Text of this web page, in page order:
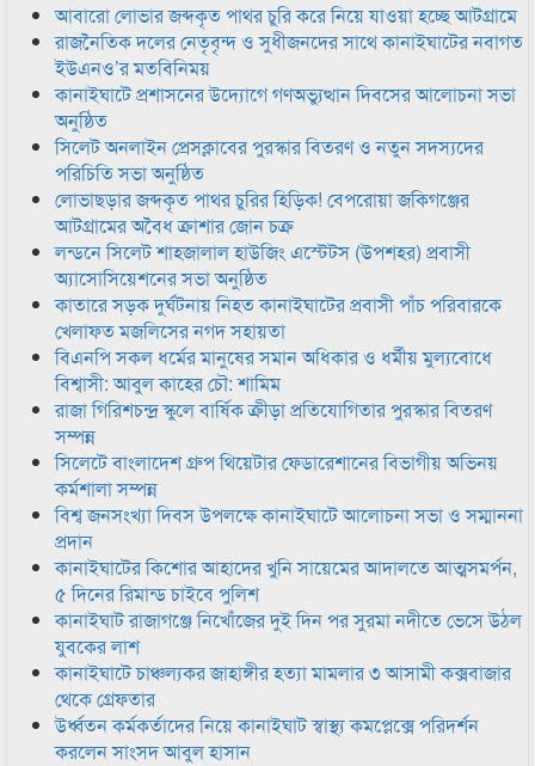
আবারো লোভার জব্দকৃত পাথর চুরি করে নিয়ে যাওয়া হচ্ছে আটগ্রামে
রাজনৈতিক দলের নেতৃবৃন্দ ও সুধীজনদের সাথে কানাইঘাটের নবাগত
ইউএনও’র মতবিনিময়
কানাইঘাটে প্রশাসনের উদ্যোগে গণঅভ্যুত্থান দিবসের আলোচনা সভা
অনুষ্ঠিত
সিলেট অনলাইন প্রেসক্লাবের পুরস্কার বিতরণ ও নতুন সদস্যদের
পরিচিতি সভা অনুষ্ঠিত
লোভাছড়ার জব্দকৃত পাথর চুরির হিড়িক! বেপরোয়া জকিগঞ্জের
আটগ্রামের অবৈধ ক্রাশার জোন চক্র
লন্ডনে সিলেট শাহজালাল হাউজিং এস্টেটস (উপশহর) প্রবাসী
অ্যাসোসিয়েশনের সভা অনুষ্ঠিত
কাতারে সড়ক দুর্ঘটনায় নিহত কানাইঘাটের প্রবাসী পাঁচ পরিবারকে
খেলাফত মজলিসের নগদ সহায়তা
বিএনপি সকল ধর্মের মানুষের সমান অধিকার ও ধর্মীয় মুল্যবোধে
বিশ্বাসী: আবুল কাহের চৌ: শামিম
রাজা গিরিশচন্দ্র স্কুলে বার্ষিক ক্রীড়া প্রতিযোগিতার পুরস্কার বিতরণ
সম্পন্ন
সিলেটে বাংলাদেশ গ্রুপ থিয়েটার ফেডারেশানের বিভাগীয় অভিনয়
কর্মশালা সম্পন্ন
বিশ্ব জনসংখ্যা দিবস উপলক্ষে কানাইঘাটে আলোচনা সভা ও সম্মাননা
প্রদান
কানাইঘাটের কিশোর আহাদের খুনি সায়েমের আদালতে আত্মসমর্পন,
৫ দিনের রিমান্ড চাইবে পুলিশ
কানাইঘাট রাজাগঞ্জে নিখোঁজের দুই দিন পর সুরমা নদীতে ভেসে উঠল
যুবকের লাশ
কানাইঘাটে চাঞ্চল্যকর জাহাঙ্গীর হত্যা মামলার ৩ আসামী কক্সবাজার
থেকে গ্রেফতার
উর্ধ্বতন কর্মকর্তাদের নিয়ে কানাইঘাট স্বাস্থ্য কমপ্লেক্সে পরিদর্শন
করলেন সাংসদ আবুল হাসান